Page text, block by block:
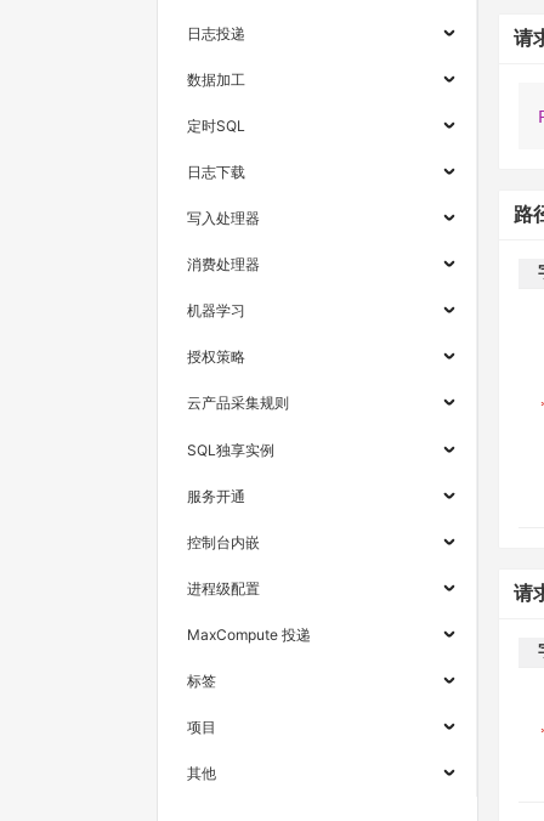
日志投递
数据加工
定时SQL
日志下载
写入处理器
消费处理器
机器学习
授权策略
云产品采集规则
SQL独享实例
服务开通
控制台内嵌
进程级配置
MaxCompute 投递
标签
项目
其他
请
路
请